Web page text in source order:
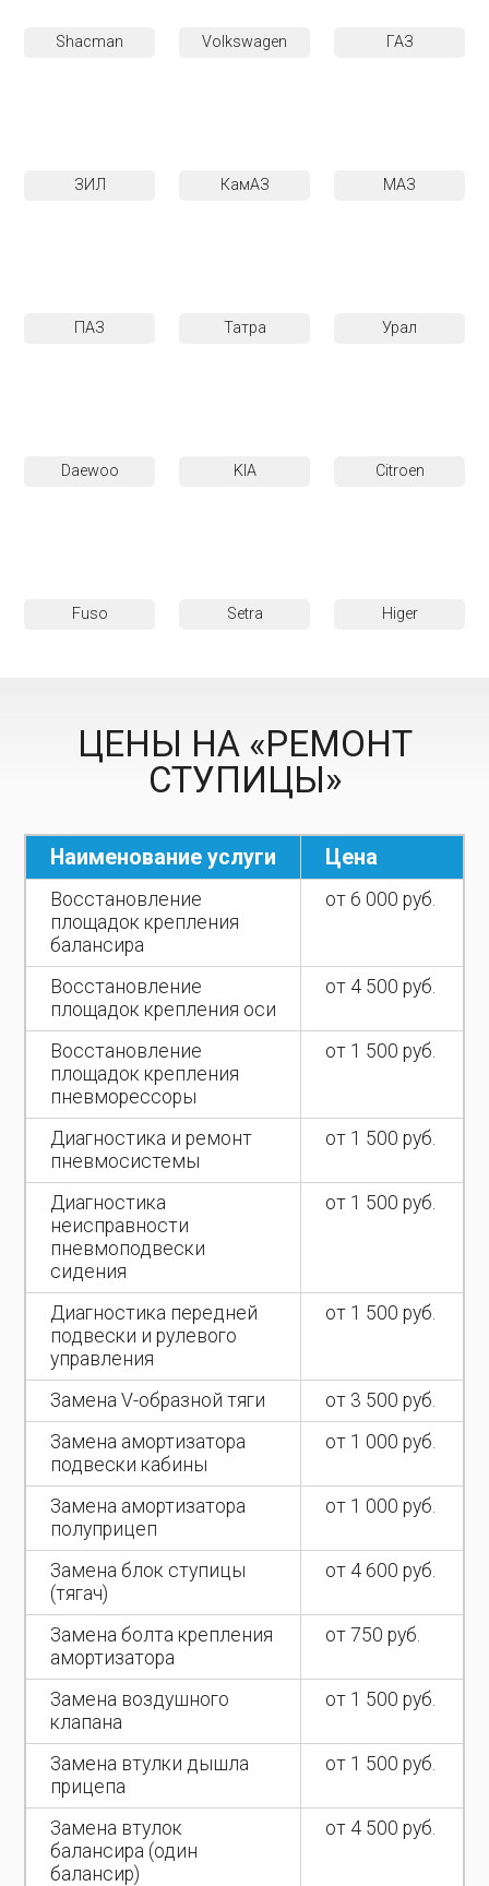
Shacman Volkswagen ГАЗ
ЗИЛ КамАЗ МАЗ
ПАЗ Татра Урал
Daewoo KIA Citroen
Fuso Setra Higer
ЦЕНЫ НА «РЕМОНТ
СТУПИЦЫ»
Наименование услуги Цена
Восстановление
площадок крепления
балансира
от 6 000 руб.
Восстановление
площадок крепления оси
от 4 500 руб.
Восстановление
площадок крепления
пневморессоры
от 1 500 руб.
Диагностика и ремонт
пневмосистемы
от 1 500 руб.
Диагностика
неисправности
пневмоподвески
сидения
от 1 500 руб.
Диагностика передней
подвески и рулевого
управления
от 1 500 руб.
Замена V-образной тяги
от 3 500 руб.
Замена амортизатора
подвески кабины
от 1 000 руб.
Замена амортизатора
полуприцеп
от 1 000 руб.
Замена блок ступицы
(тягач)
от 4 600 руб.
Замена болта крепления
амортизатора
от 750 руб.
Замена воздушного
клапана
от 1 500 руб.
Замена втулки дышла
прицепа
от 1 500 руб.
Замена втулок
балансира (один
балансир)
от 4 500 руб.